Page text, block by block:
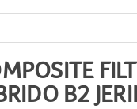
B2